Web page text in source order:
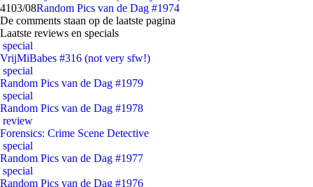
4103/08Random Pics van de Dag #1974
De comments staan op de laatste pagina
Laatste reviews en specials
special
VrijMiBabes #316 (not very sfw!)
special
Random Pics van de Dag #1979
special
Random Pics van de Dag #1978
review
Forensics: Crime Scene Detective
special
Random Pics van de Dag #1977
special
Random Pics van de Dag #1976